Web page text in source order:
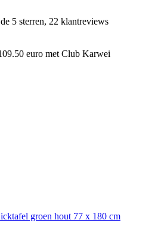
5 sterren, 22 klantreviews
euro met Club Karwei
groen hout 77 x 180 cm